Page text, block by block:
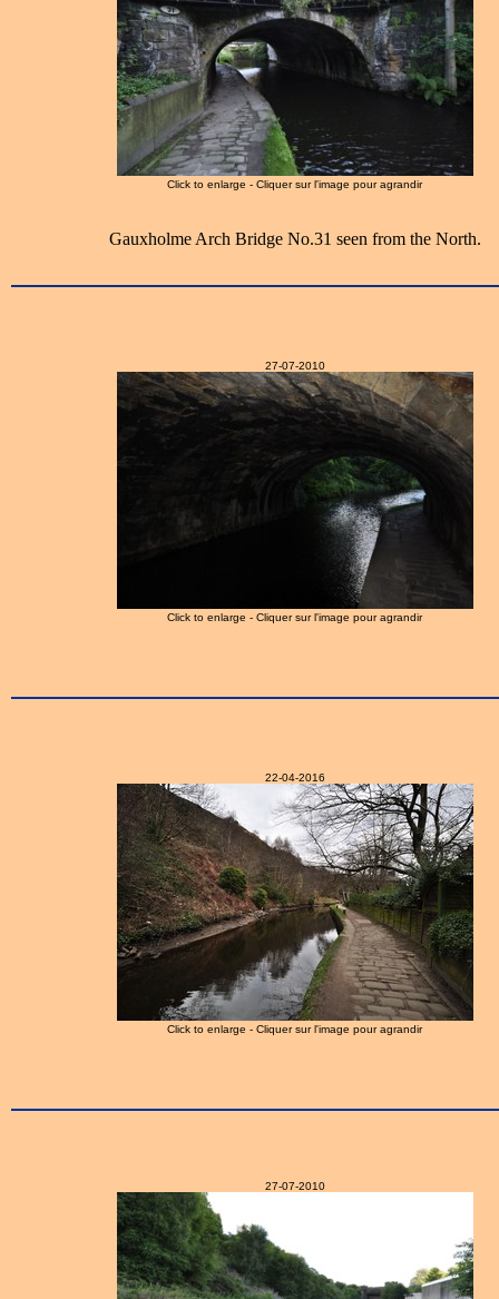
Click to enlarge - Cliquer sur l'image pour agrandir
Gauxholme Arch Bridge No.31 seen from the North.
27-07-2010
Click to enlarge - Cliquer sur l'image pour agrandir
22-04-2016
Click to enlarge - Cliquer sur l'image pour agrandir
27-07-2010